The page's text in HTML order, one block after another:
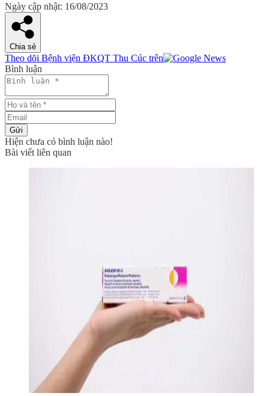
Ngày cập nhật: 16/08/2023
Chia sẻ
Theo dõi Bệnh viện ĐKQT Thu Cúc trên
Bình luận
Gửi
Hiện chưa có bình luận nào!
Bài viết liên quan